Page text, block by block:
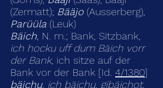
(Zermatt); Bääjo (Ausserberg),
Parüüla (Leuk)
Bäich, N. m.; Bank, Sitzbank,
ich hocku uff dum Bäich vorr
der Bank, ich sitze auf der
Bank vor der Bank [Id. 4/1380]
bäichu, ich bäichu, gibäichot,